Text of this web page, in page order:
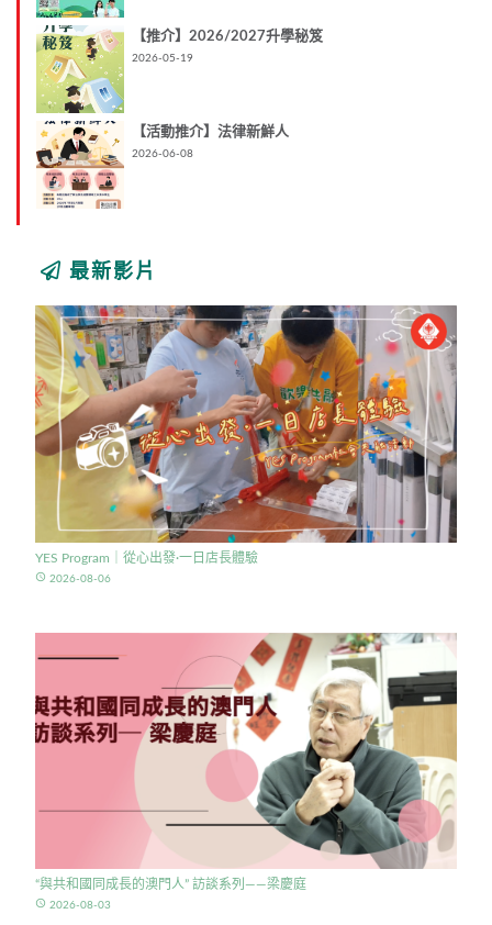
【推介】2026/2027升學秘笈
2026-05-19
【活動推介】法律新鮮人
2026-06-08
最新影片
YES Program｜從心出發·一日店長體驗
access_time 2026-08-06
“與共和國同成長的澳門人” 訪談系列——梁慶庭
access_time 2026-08-03